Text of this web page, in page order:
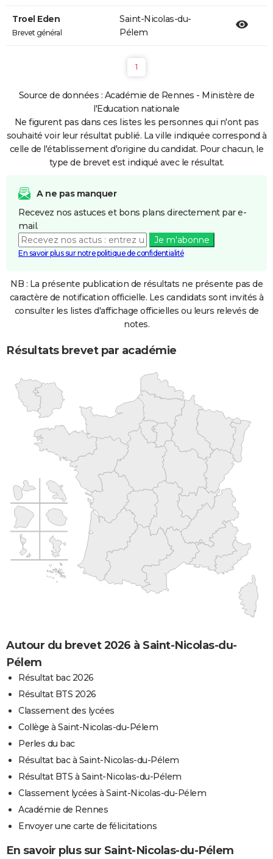
Troel Eden
Brevet général
Saint-Nicolas-du-
Pélem
1
Source de données : Académie de Rennes - Ministère de
l'Education nationale
Ne figurent pas dans ces listes les personnes qui n'ont pas
souhaité voir leur résultat publié. La ville indiquée correspond à
celle de l'établissement d'origine du candidat. Pour chacun, le
type de brevet est indiqué avec le résultat.
A ne pas manquer
Recevez nos astuces et bons plans directement par e-
mail.
Je m'abonne
En savoir plus sur notre politique de confidentialité
NB : La présente publication de résultats ne présente pas de
caractère de notification officielle. Les candidats sont invités à
consulter les listes d'affichage officielles ou leurs relevés de
notes.
Résultats brevet par académie
Autour du brevet 2026 à Saint-Nicolas-du-
Pélem
Résultat bac 2026
Résultat BTS 2026
Classement des lycées
Collège à Saint-Nicolas-du-Pélem
Perles du bac
Résultat bac à Saint-Nicolas-du-Pélem
Résultat BTS à Saint-Nicolas-du-Pélem
Classement lycées à Saint-Nicolas-du-Pélem
Académie de Rennes
Envoyer une carte de félicitations
En savoir plus sur Saint-Nicolas-du-Pélem